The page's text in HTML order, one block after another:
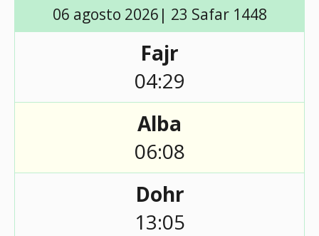
06 agosto 2026| 23 Safar 1448
Fajr
04:29
Alba
06:08
Dohr
13:05